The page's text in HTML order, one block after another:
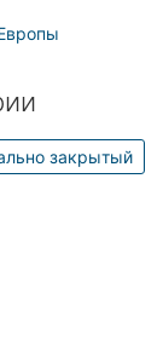
закрытый